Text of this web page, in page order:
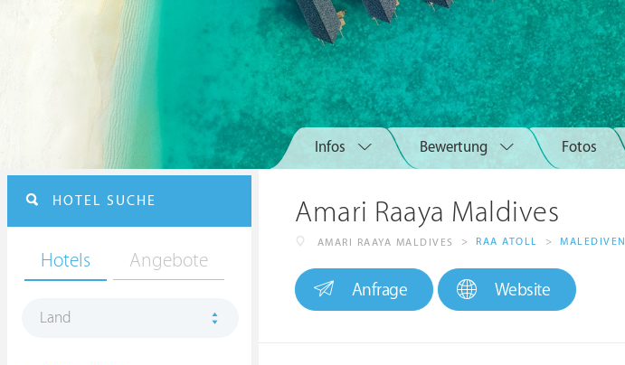
Infos Bewertung Fotos
Amari Raaya Maldives
AMARI RAAYA MALDIVES > RAA ATOLL > MALEDIVEN
Anfrage Website
HOTEL SUCHE
Hotels Angebote
Land